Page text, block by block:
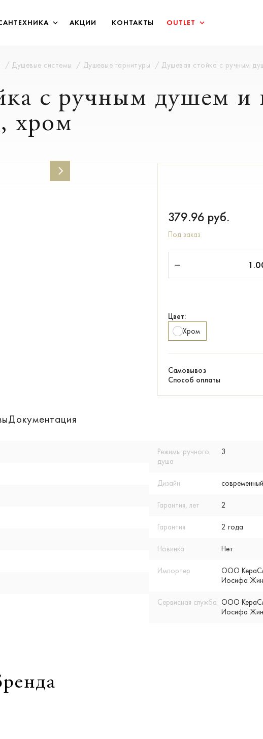
АКЦИИ КОНТАКТЫ OUTLET
Душевые системы Душевые гарнитуры Душевая стойка с ручным
с ручным душем и
хром
379.96 руб.
Под заказ
Цвет:
Хром
Самовывоз
Способ оплаты
Документация
Режимы ручного
душа
3
Дизайн
Гарантия, лет 2
Гарантия 2 года
Новинка Нет
Импортер
ООО
Иосифа
Сервисная служба ООО
Иосифа